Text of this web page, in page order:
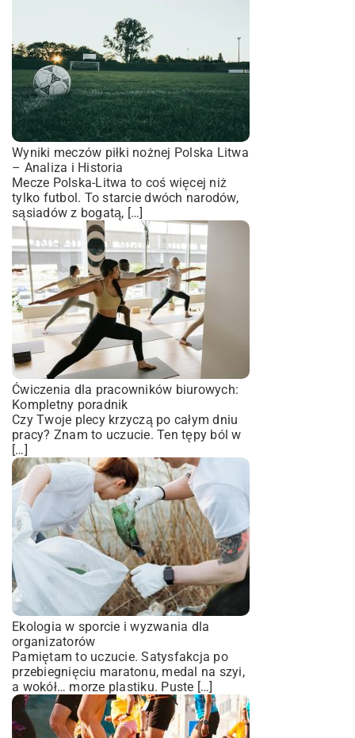
Wyniki meczów piłki nożnej Polska Litwa
– Analiza i Historia
Mecze Polska-Litwa to coś więcej niż
tylko futbol. To starcie dwóch narodów,
sąsiadów z bogatą, […]
Ćwiczenia dla pracowników biurowych:
Kompletny poradnik
Czy Twoje plecy krzyczą po całym dniu
pracy? Znam to uczucie. Ten tępy ból w
[…]
Ekologia w sporcie i wyzwania dla
organizatorów
Pamiętam to uczucie. Satysfakcja po
przebiegnięciu maratonu, medal na szyi,
a wokół… morze plastiku. Puste […]